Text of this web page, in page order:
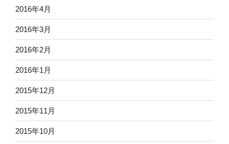
2016年4月
2016年3月
2016年2月
2016年1月
2015年12月
2015年11月
2015年10月